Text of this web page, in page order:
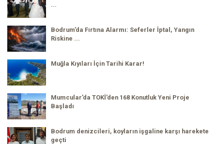
...
Bodrum’da Fırtına Alarmı: Seferler İptal, Yangın
Riskine ...
Muğla Kıyıları İçin Tarihi Karar!
Mumcular’da TOKİ’den 168 Konutluk Yeni Proje
Başladı
Bodrum denizcileri, koyların işgaline karşı harekete
geçti